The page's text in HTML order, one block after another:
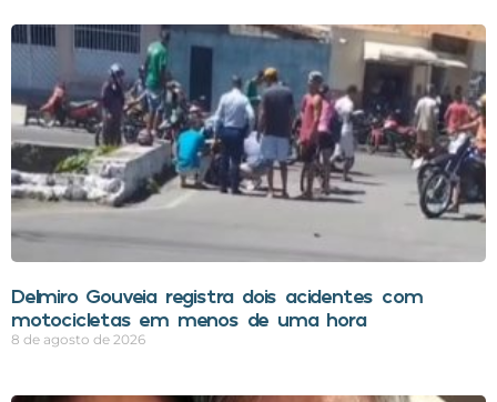
Delmiro Gouveia registra dois acidentes com
motocicletas em menos de uma hora
8 de agosto de 2026